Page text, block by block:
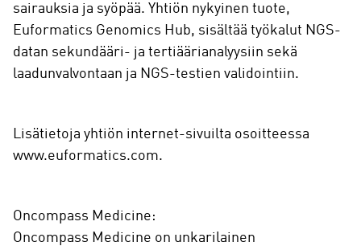
sairauksia ja syöpää. Yhtiön nykyinen tuote,
Euformatics Genomics Hub, sisältää työkalut NGS-
datan sekundääri- ja tertiäärianalyysiin sekä
laadunvalvontaan ja NGS-testien validointiin.
Lisätietoja yhtiön internet-sivuilta osoitteessa
www.euformatics.com.
Oncompass Medicine:
Oncompass Medicine on unkarilainen